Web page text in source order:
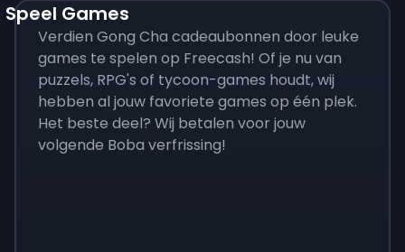
Speel Games
Verdien Gong Cha cadeaubonnen door leuke
games te spelen op Freecash! Of je nu van
puzzels, RPG's of tycoon-games houdt, wij
hebben al jouw favoriete games op één plek.
Het beste deel? Wij betalen voor jouw
volgende Boba verfrissing!